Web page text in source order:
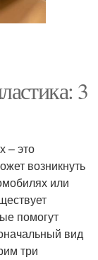
3
– это
возникнуть
или
помогут
вид
три